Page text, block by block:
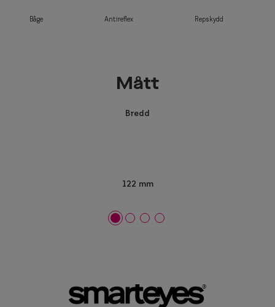
Båge Antireflex Repskydd
Mått
Bredd
122 mm